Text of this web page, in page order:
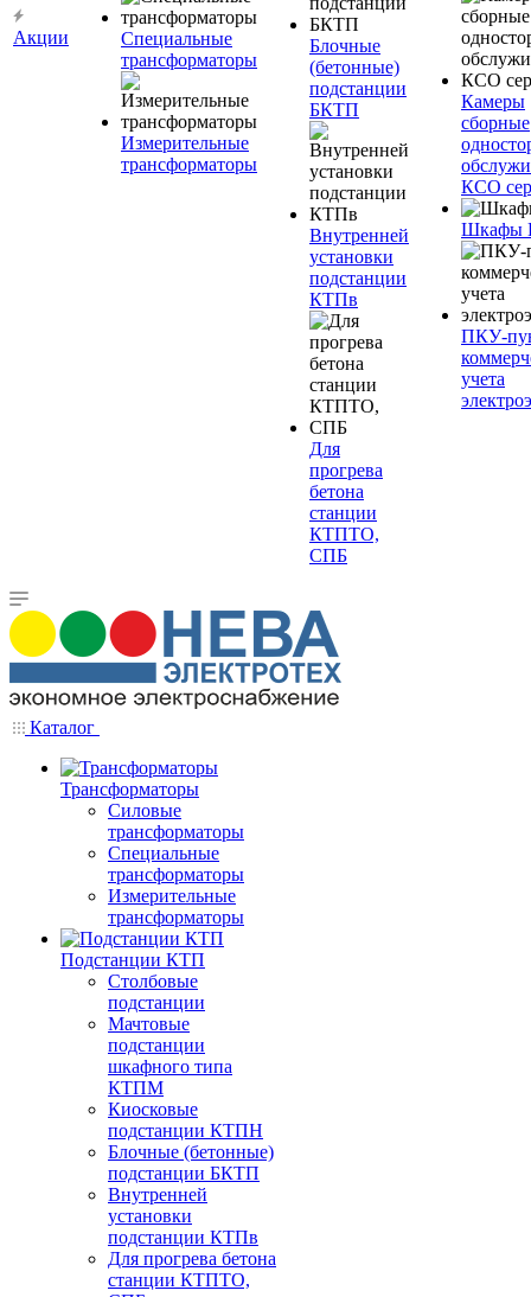
Акции
Специальные
трансформаторы
Измерительные
трансформаторы
Блочные
(бетонные)
подстанции
БКТП
Внутренней
установки
подстанции
КТПв
Для
прогрева
бетона
станции
КТПТО,
СПБ
Камеры
сборные
КСО
Шкафы
ПКУ-
учета
Каталог
Трансформаторы
Силовые
трансформаторы
Специальные
трансформаторы
Измерительные
трансформаторы
Подстанции КТП
Столбовые
подстанции
Мачтовые
подстанции
шкафного типа
КТПМ
Киосковые
подстанции КТПН
Блочные (бетонные)
подстанции БКТП
Внутренней
установки
подстанции КТПв
Для прогрева бетона
станции КТПТО,